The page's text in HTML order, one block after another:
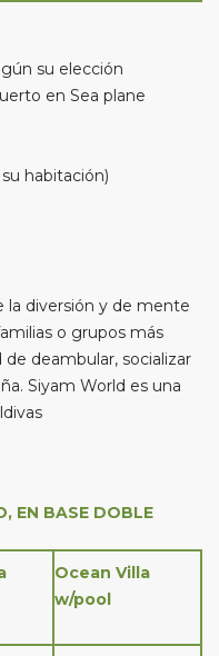
su elección
en Sea plane
habitación)
la diversión y de mente
o grupos más
deambular, socializar
Siyam World es una
EN BASE DOBLE
Ocean Villa
w/pool